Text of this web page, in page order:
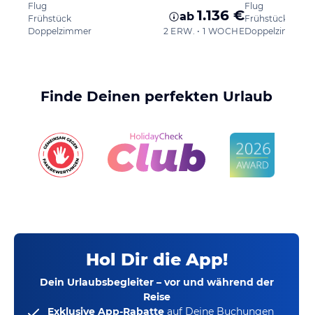
Flug
Frühstück
Doppelzimmer
ab 1.136 €
2 ERW. • 1 WOCHE
Flug
Frühstück
Doppelzimmer
Finde Deinen perfekten Urlaub
Hol Dir die App!
Dein Urlaubsbegleiter – vor und während der
Reise
Exklusive App-Rabatte auf Deine Buchungen